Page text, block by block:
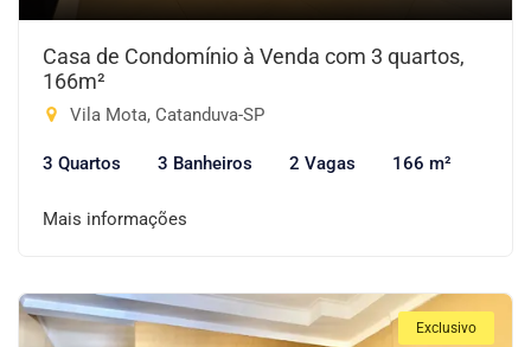
Casa de Condomínio à Venda com 3 quartos,
166m²
Vila Mota, Catanduva-SP
3 Quartos 3 Banheiros 2 Vagas 166 m²
Mais informações
Exclusivo